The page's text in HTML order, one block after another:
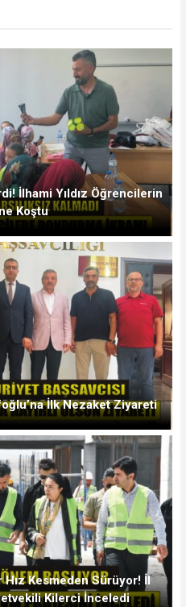
İlhami Yıldız Öğrencilerin
Koştu
İlk Nezaket Ziyareti
Hız Kesmeden Sürüyor! İl
Kilerci İnceledi